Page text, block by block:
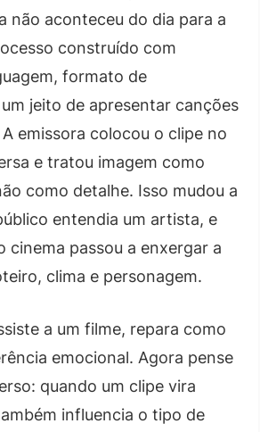
não aconteceu do dia para a
construído com
formato de
jeito de apresentar canções
emissora colocou o clipe no
e tratou imagem como
como detalhe. Isso mudou a
entendia um artista, e
cinema passou a enxergar a
clima e personagem.
a um filme, repara como
emocional. Agora pense
quando um clipe vira
influencia o tipo de